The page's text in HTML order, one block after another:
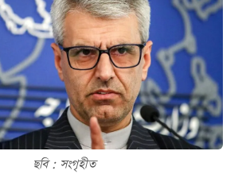
ছবি : সংগৃহীত